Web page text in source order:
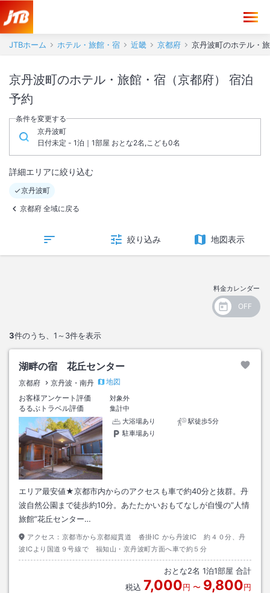
JTBホーム ホテル・旅館・宿 近畿 京都府 京丹波町のホテル・
京丹波町のホテル・旅館・宿（京都府） 宿泊
予約
条件を変更する
京丹波町
日付未定 - 1泊｜1部屋 おとな2名,こども0名
詳細エリアに絞り込む
京丹波町
京都府 全域に戻る
絞り込み 地図表示
料金カレンダー
3件のうち、 1～3件を表示
湖畔の宿 花丘センター
京都府 京丹波・南丹
地図
お客様アンケート評価
対象外
るるぶトラベル評価
集計中
大浴場あり
駅徒歩5分
駐車場あり
エリア最安値★京都市内からのアクセスも車で約40分と抜群。丹
波自然公園まで徒歩約10分。あたたかいおもてなしが自慢の”人情
旅館”花丘センター…
アクセス： 京都市から京都縦貫道 沓掛IC から丹波IC 約４０分、丹
波ICより国道９号線で 福知山・京丹波町方面へ車で約５分
おとな2名 1泊1部屋 合計
税込 7,000円 〜 9,800円